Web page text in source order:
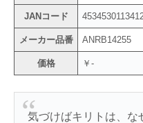
JANコード
メーカー品番 ANRB14255
価格 ￥-
気づけばキリトは、な